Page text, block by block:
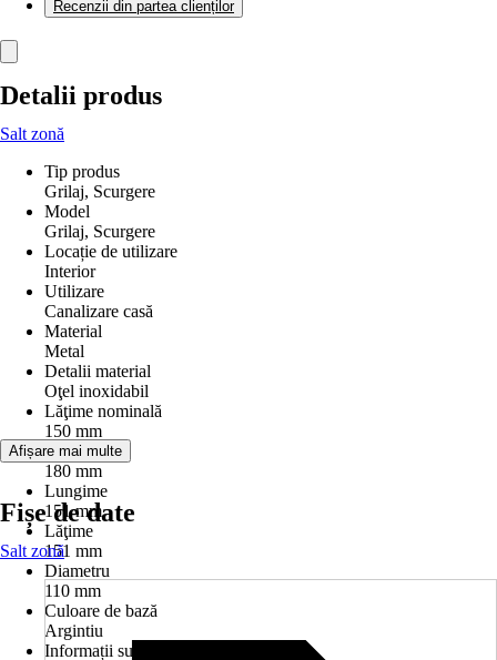
Recenzii din partea clienților
Detalii produs
Salt zonă
Tip produs
Grilaj, Scurgere
Model
Grilaj, Scurgere
Locație de utilizare
Interior
Utilizare
Canalizare casă
Material
Metal
Detalii material
Oţel inoxidabil
Lăţime nominală
150 mm
Înălţime
180 mm
Lungime
151 mm
Lăţime
151 mm
Diametru
110 mm
Culoare de bază
Argintiu
Informații suplimentare
Afișare mai multe
Fișe de date
Salt zonă